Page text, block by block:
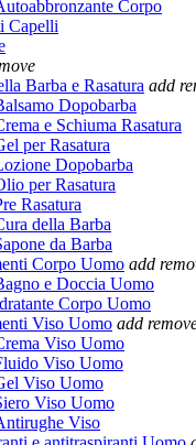
Corpo
Capelli
Barba e Rasatura add
Dopobarba
e Schiuma Rasatura
per Rasatura
Dopobarba
per Rasatura
Rasatura
della Barba
da Barba
Corpo Uomo add
e Doccia Uomo
Corpo Uomo
Viso Uomo add
Viso Uomo
Viso Uomo
Viso Uomo
Viso Uomo
Viso